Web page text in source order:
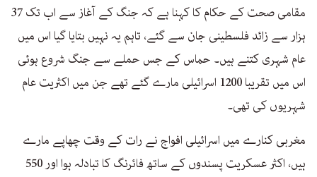
مقامی صحت کے حکام کا کہنا ہے کہ جنگ کے آغاز سے اب تک 37
ہزار سے زائد فلسطینی جان سے گئے، تاہم یہ نہیں بتایا گیا اس میں
عام شہری کتنے ہیں۔ حماس کے جس حملے سے جنگ شروع ہوئی
اس میں تقریبا 1200 اسرائیلی مارے گئے تھے جن میں اکثریت عام
شہریوں کی تھی۔
مغربی کنارے میں اسرائیلی افواج نے رات کے وقت چھاپے مارے
ہیں، اکثر عسکریت پسندوں کے ساتھ فائرنگ کا تبادلہ ہوا اور 550